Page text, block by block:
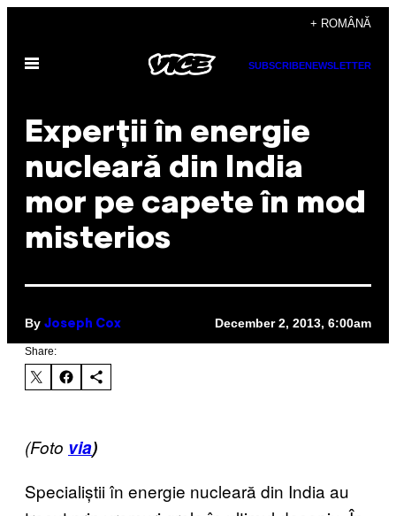
content
+ ROMÂNĂ
Open
SUBSCRIBENEWSLETTER
Experții în energie
nucleară din India
mor pe capete în mod
misterios
By Joseph Cox December 2, 2013, 6:00am
Share:
(Foto via)
Specialiștii în energie nucleară din India au